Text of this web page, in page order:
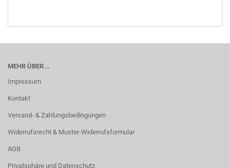
MEHR ÜBER...
Impressum
Kontakt
Versand- & Zahlungsbedingungen
Widerrufsrecht & Muster-Widerrufsformular
AGB
Privatsphäre und Datenschutz